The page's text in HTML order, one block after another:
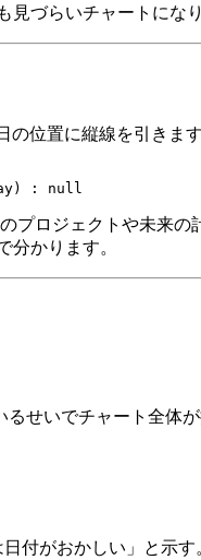
づらいチャートになり
位置に縦線を引きます
プロジェクトや未来
かります。
せいでチャート全体
付がおかしい」と示